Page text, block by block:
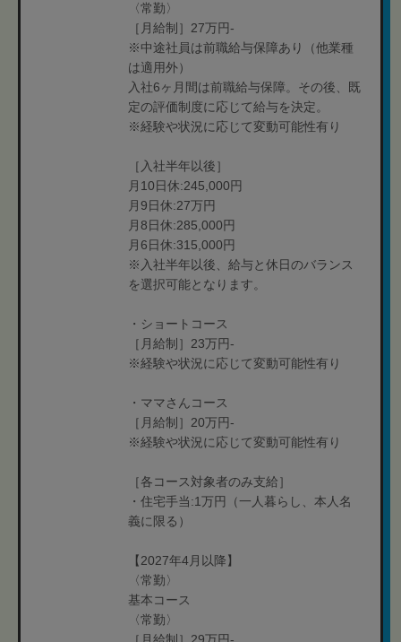
〈常勤〉
［月給制］27万円-
※中途社員は前職給与保障あり（他業種
は適用外）
入社6ヶ月間は前職給与保障。その後、既
定の評価制度に応じて給与を決定。
※経験や状況に応じて変動可能性有り
［入社半年以後］
月10日休:245,000円
月9日休:27万円
月8日休:285,000円
月6日休:315,000円
※入社半年以後、給与と休日のバランス
を選択可能となります。
・ショートコース
［月給制］23万円-
※経験や状況に応じて変動可能性有り
・ママさんコース
［月給制］20万円-
※経験や状況に応じて変動可能性有り
［各コース対象者のみ支給］
・住宅手当:1万円（一人暮らし、本人名
義に限る）
【2027年4月以降】
〈常勤〉
基本コース
〈常勤〉